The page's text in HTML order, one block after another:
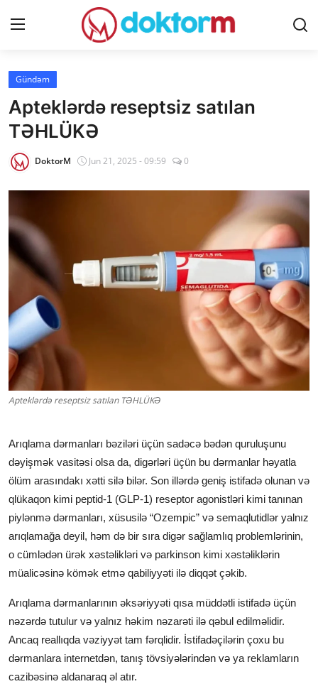
Giriş
Ana səhifə
Dərmanlar
Əlaqə
Platforma
Yazılar
Sorğular
Klinikalar
Həkimlər
AZ
Gündəm
Apteklərdə reseptsiz satılan
TƏHLÜKƏ
DoktorM Jun 21, 2025 - 09:59 0
Apteklərdə reseptsiz satılan TƏHLÜKƏ
Arıqlama dərmanları bəziləri üçün sadəcə bədən quruluşunu
dəyişmək vasitəsi olsa da, digərləri üçün bu dərmanlar həyatla
ölüm arasındakı xətti silə bilər. Son illərdə geniş istifadə olunan və
qlükaqon kimi peptid-1 (GLP-1) reseptor agonistləri kimi tanınan
piylənmə dərmanları, xüsusilə “Ozempic” və semaqlutidlər yalnız
arıqlamağa deyil, həm də bir sıra digər sağlamlıq problemlərinin,
o cümlədən ürək xəstəlikləri və parkinson kimi xəstəliklərin
müalicəsinə kömək etmə qabiliyyəti ilə diqqət çəkib.
Arıqlama dərmanlarının əksəriyyəti qısa müddətli istifadə üçün
nəzərdə tutulur və yalnız həkim nəzarəti ilə qəbul edilməlidir.
Ancaq reallıqda vəziyyət tam fərqlidir. İstifadəçilərin çoxu bu
dərmanlara internetdən, tanış tövsiyələrindən və ya reklamların
cazibəsinə aldanaraq əl atır.